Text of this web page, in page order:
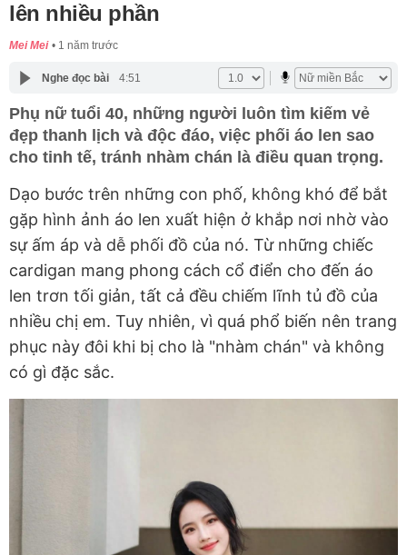
lên nhiều phần
Mei Mei 1 năm trước
Nghe đọc bài 4:51
Phụ nữ tuổi 40, những người luôn tìm kiếm vẻ
đẹp thanh lịch và độc đáo, việc phối áo len sao
cho tinh tế, tránh nhàm chán là điều quan trọng.
Dạo bước trên những con phố, không khó để bắt
gặp hình ảnh áo len xuất hiện ở khắp nơi nhờ vào
sự ấm áp và dễ phối đồ của nó. Từ những chiếc
cardigan mang phong cách cổ điển cho đến áo
len trơn tối giản, tất cả đều chiếm lĩnh tủ đồ của
nhiều chị em. Tuy nhiên, vì quá phổ biến nên trang
phục này đôi khi bị cho là "nhàm chán" và không
có gì đặc sắc.